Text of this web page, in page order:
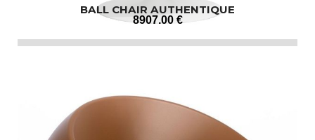
BALL CHAIR AUTHENTIQUE
8907.00 €